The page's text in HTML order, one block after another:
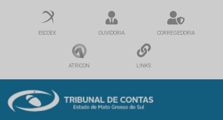
ESCOEX OUVIDORIA CORREGEDORIA
ATRICON LINKS